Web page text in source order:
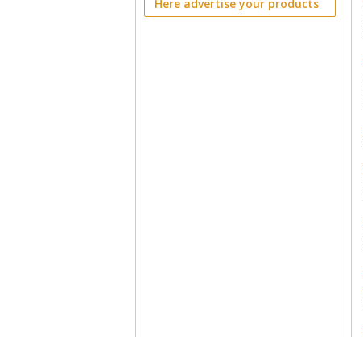
Here advertise your products